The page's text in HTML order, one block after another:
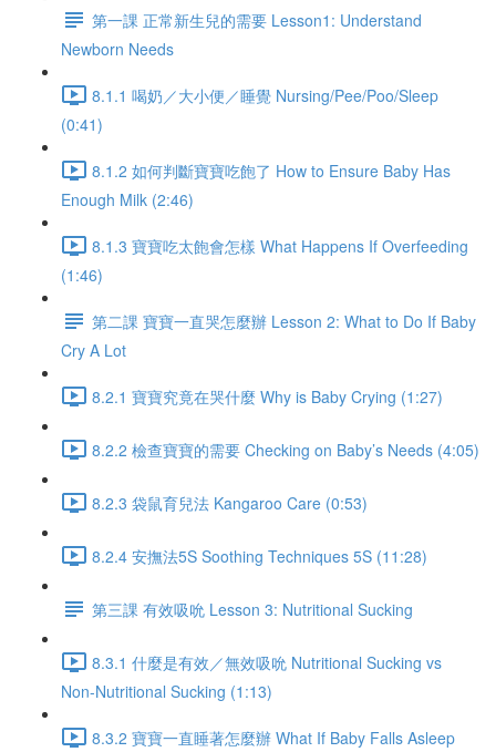
第一課 正常新生兒的需要 Lesson1: Understand
Newborn Needs
8.1.1 喝奶／大小便／睡覺 Nursing/Pee/Poo/Sleep
(0:41)
8.1.2 如何判斷寶寶吃飽了 How to Ensure Baby Has
Enough Milk (2:46)
8.1.3 寶寶吃太飽會怎樣 What Happens If Overfeeding
(1:46)
第二課 寶寶一直哭怎麼辦 Lesson 2: What to Do If Baby
Cry A Lot
8.2.1 寶寶究竟在哭什麼 Why is Baby Crying (1:27)
8.2.2 檢查寶寶的需要 Checking on Baby’s Needs (4:05)
8.2.3 袋鼠育兒法 Kangaroo Care (0:53)
8.2.4 安撫法5S Soothing Techniques 5S (11:28)
第三課 有效吸吮 Lesson 3: Nutritional Sucking
8.3.1 什麼是有效／無效吸吮 Nutritional Sucking vs
Non-Nutritional Sucking (1:13)
8.3.2 寶寶一直睡著怎麼辦 What If Baby Falls Asleep